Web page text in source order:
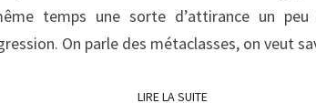
temps une sorte d’attirance un peu
On parle des métaclasses, on veut
LIRE LA SUITELIRE LA SUITE